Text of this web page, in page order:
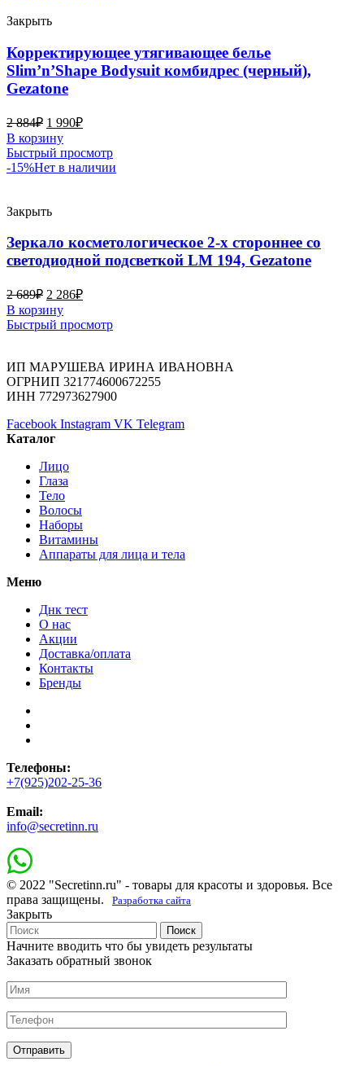
Закрыть
Корректирующее утягивающее белье
Slim’n’Shape Bodysuit комбидрес (черный),
Gezatone
2 884₽ 1 990₽
В корзину
Быстрый просмотр
-15%Нет в наличии
Закрыть
Зеркало косметологическое 2-х стороннее со
светодиодной подсветкой LM 194, Gezatone
2 689₽ 2 286₽
В корзину
Быстрый просмотр
ИП МАРУШЕВА ИРИНА ИВАНОВНА
ОГРНИП 321774600672255
ИНН 772973627900
Facebook Instagram VK Telegram
Каталог
Лицо
Глаза
Тело
Волосы
Наборы
Витамины
Аппараты для лица и тела
Меню
Днк тест
О нас
Акции
Доставка/оплата
Контакты
Бренды
Телефоны:
+7(925)202-25-36
Email:
info@secretinn.ru
© 2022 "Secretinn.ru" - товары для красоты и здоровья. Все
права защищены.
Разработка сайта
Закрыть
Поиск
Начните вводить что бы увидеть результаты
Заказать обратный звонок